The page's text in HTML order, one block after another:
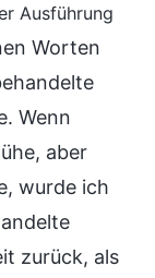
Ausführung
Worten
Wenn
aber
wurde ich
zurück, als